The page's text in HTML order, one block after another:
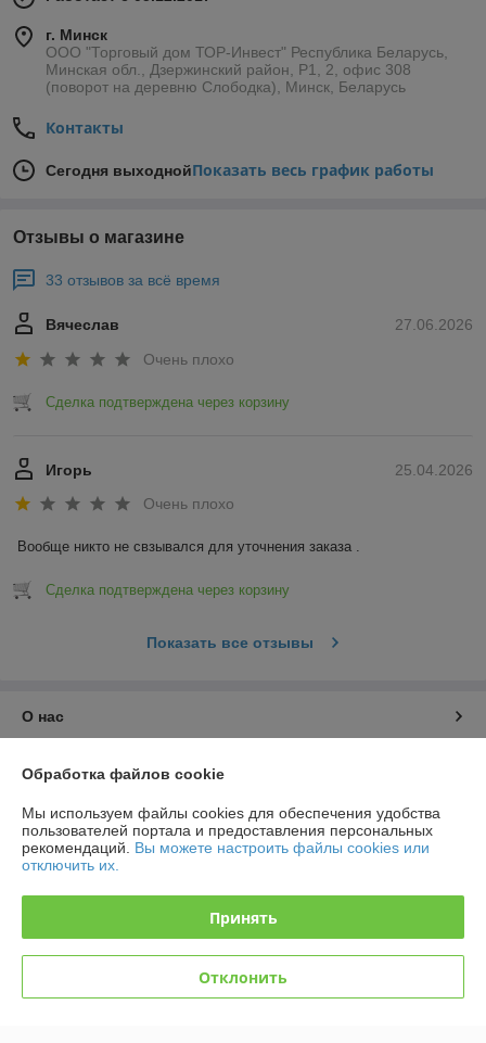
г. Минск
ООО "Торговый дом ТОР-Инвест" Республика Беларусь,
Минская обл., Дзержинский район, Р1, 2, офис 308
(поворот на деревню Слободка), Минск, Беларусь
Контакты
Сегодня выходнойПоказать весь график работы
Отзывы о магазине
33 отзывов за всё время
27.06.2026
Вячеслав
Очень плохо
Сделка подтверждена через корзину
25.04.2026
Игорь
Очень плохо
Вообще никто не свзывался для уточнения заказа .
Сделка подтверждена через корзину
Показать все отзывы
О нас
Контакты
Доставка и оплата
График работы
Политика обработки cookies
Обработка файлов cookie
Мы используем файлы cookies для обеспечения удобства
пользователей портала и предоставления персональных
рекомендаций. Вы можете настроить файлы cookies или
отключить их.
Принять
Отклонить